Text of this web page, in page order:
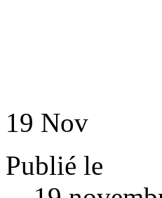
19 Nov
Publié le